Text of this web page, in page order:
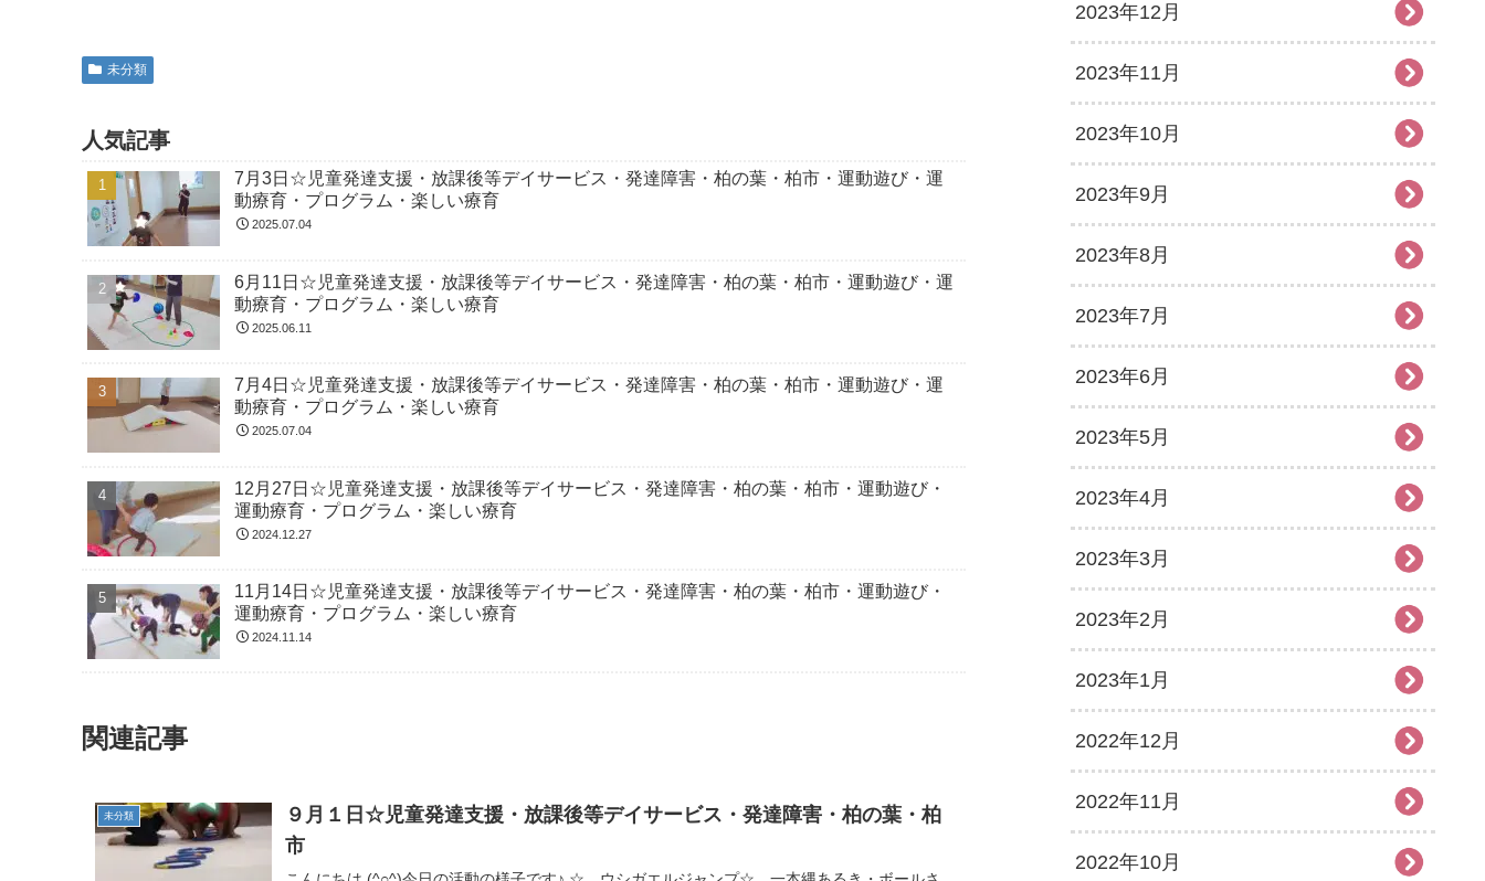
未分類
人気記事
7月3日☆児童発達支援・放課後等デイサービス・発達障害・柏の葉・柏市・運動遊び・運
動療育・プログラム・楽しい療育
2025.07.04
6月11日☆児童発達支援・放課後等デイサービス・発達障害・柏の葉・柏市・運動遊び・運
動療育・プログラム・楽しい療育
2025.06.11
7月4日☆児童発達支援・放課後等デイサービス・発達障害・柏の葉・柏市・運動遊び・運
動療育・プログラム・楽しい療育
2025.07.04
12月27日☆児童発達支援・放課後等デイサービス・発達障害・柏の葉・柏市・運動遊び・
運動療育・プログラム・楽しい療育
2024.12.27
11月14日☆児童発達支援・放課後等デイサービス・発達障害・柏の葉・柏市・運動遊び・
運動療育・プログラム・楽しい療育
2024.11.14
関連記事
未分類
９月１日☆児童発達支援・放課後等デイサービス・発達障害・柏の葉・柏
市
2023年12月
2023年11月
2023年10月
2023年9月
2023年8月
2023年7月
2023年6月
2023年5月
2023年4月
2023年3月
2023年2月
2023年1月
2022年12月
2022年11月
2022年10月